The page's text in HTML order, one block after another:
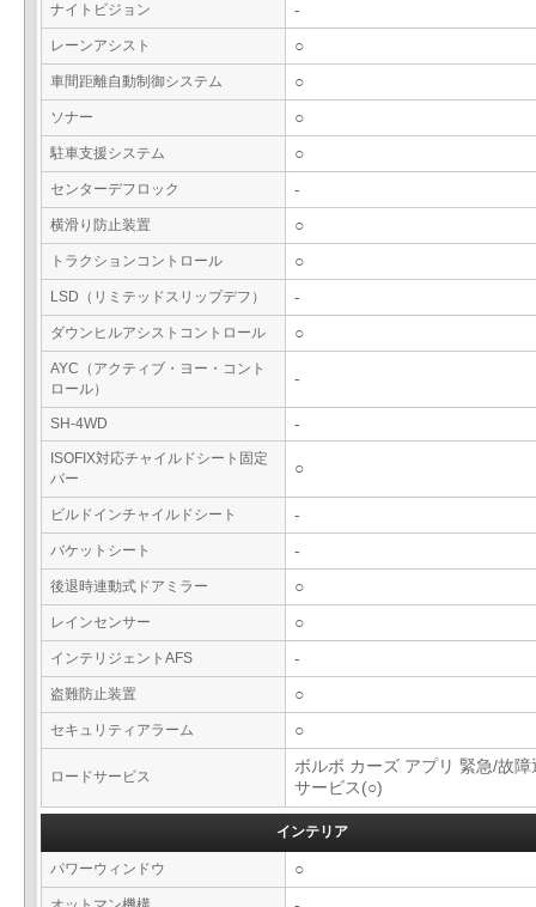
ナイトビジョン -
レーンアシスト ○
車間距離自動制御システム ○
ソナー ○
駐車支援システム ○
センターデフロック -
横滑り防止装置 ○
トラクションコントロール ○
LSD（リミテッドスリップデフ） -
ダウンヒルアシストコントロール ○
AYC（アクティブ・ヨー・コント
ロール）
-
SH-4WD -
ISOFIX対応チャイルドシート固定
バー
○
ビルドインチャイルドシート -
バケットシート -
後退時連動式ドアミラー ○
レインセンサー ○
インテリジェントAFS -
盗難防止装置 ○
セキュリティアラーム ○
ロードサービス
ボルボ カーズ アプリ 緊急/故障
サービス(○)
インテリア
パワーウィンドウ ○